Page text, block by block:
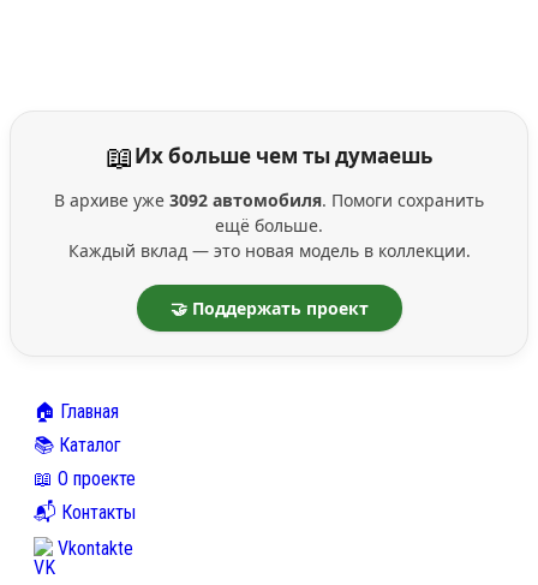
📖Их больше чем ты думаешь
В архиве уже 3092 автомобиля. Помоги сохранить
ещё больше.
Каждый вклад — это новая модель в коллекции.
🤝 Поддержать проект
🏠 Главная
📚 Каталог
📖 О проекте
📬 Контакты
Vkontakte